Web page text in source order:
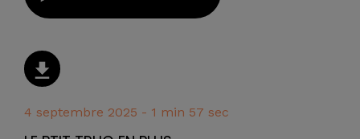
4 septembre 2025 - 1 min 57 sec